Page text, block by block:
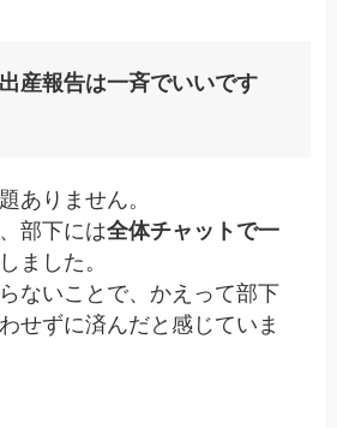
産報告は一斉でいいです
ありません。
部下には全体チャットで一
しました。
ないことで、かえって部下
せずに済んだと感じていま